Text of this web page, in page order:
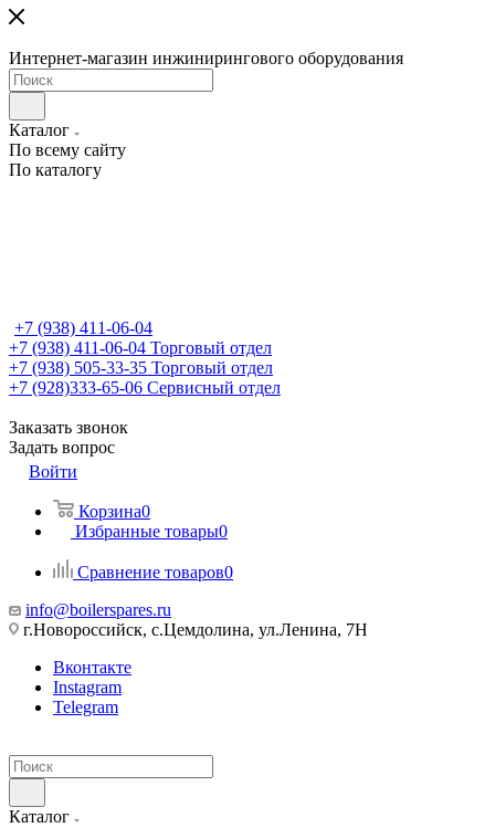
Интернет-магазин инжинирингового оборудования
Каталог
По всему сайту
По каталогу
+7 (938) 411-06-04
+7 (938) 411-06-04 Торговый отдел
+7 (938) 505-33-35 Торговый отдел
+7 (928)333-65-06 Сервисный отдел
Заказать звонок
Задать вопрос
Войти
Корзина0
Избранные товары0
Сравнение товаров0
info@boilerspares.ru
г.Новороссийск, с.Цемдолина, ул.Ленина, 7Н
Вконтакте
Instagram
Telegram
Каталог